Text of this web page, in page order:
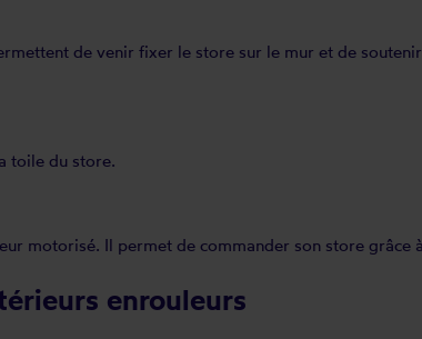
de venir fixer le store sur le mur et de
toile du store.
motorisé. Il permet de commander son store grâce
enrouleurs